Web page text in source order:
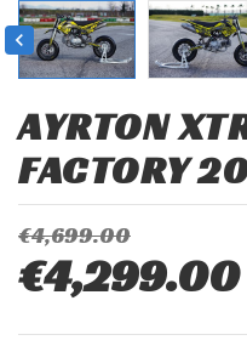

AYRTON
FACTORY
€4,699.00
€4,299.00